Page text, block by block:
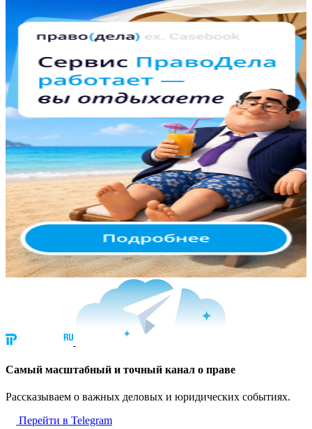
Cамый масштабный и точный канал о праве
Рассказываем о важных деловых и юридических событиях.
Перейти в Telegram